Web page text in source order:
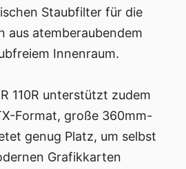
Staubfilter für die
aus atemberaubendem
Innenraum.
110R unterstützt zudem
Format, große 360mm-
genug Platz, um selbst
Grafikkarten